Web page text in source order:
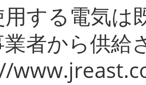
する電気は
業者から供給